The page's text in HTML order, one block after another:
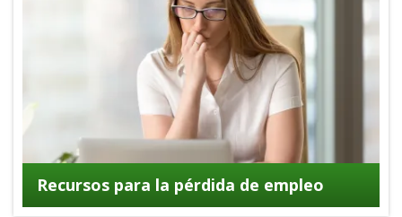
Recursos para la pérdida de empleo